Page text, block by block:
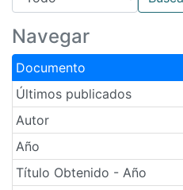
Navegar
Documento
Últimos publicados
Autor
Año
Título Obtenido - Año